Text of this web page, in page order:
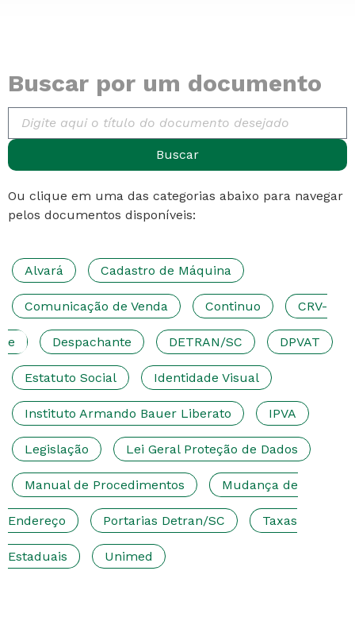
Buscar por um documento
Buscar
Ou clique em uma das categorias abaixo para navegar
pelos documentos disponíveis:
Alvará Cadastro de Máquina
Comunicação de Venda Continuo CRV-
e Despachante DETRAN/SC DPVAT
Estatuto Social Identidade Visual
Instituto Armando Bauer Liberato IPVA
Legislação Lei Geral Proteção de Dados
Manual de Procedimentos Mudança de
Endereço Portarias Detran/SC Taxas
Estaduais Unimed